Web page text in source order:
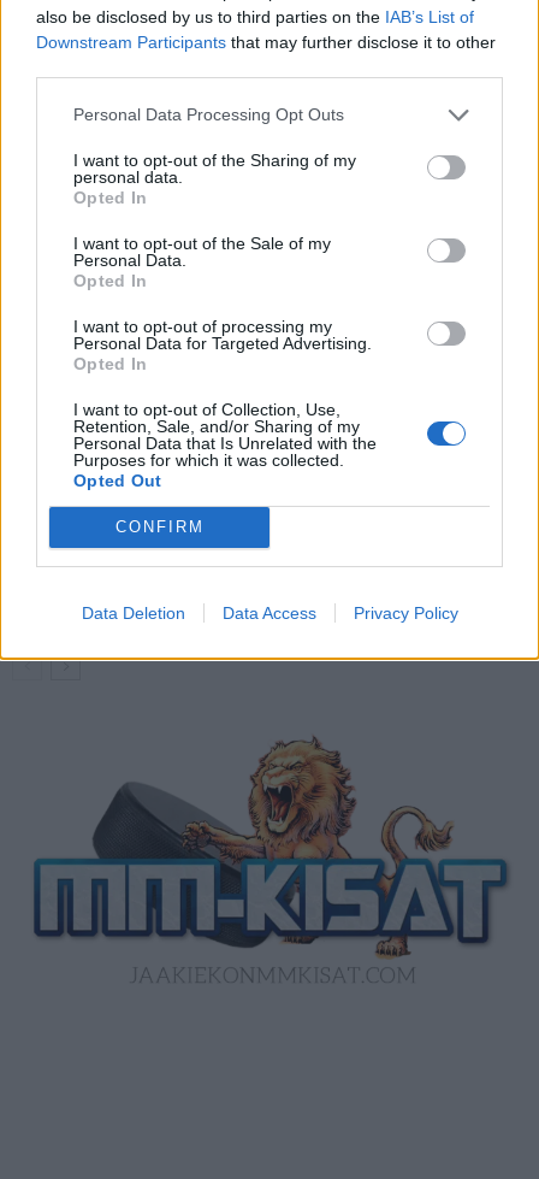
also be disclosed by us to third parties on the IAB’s List of
Downstream Participants that may further disclose it to other
Personal Data Processing Opt Outs
I want to opt-out of the Sharing of my
personal data.
Opted In
I want to opt-out of the Sale of my
Personal Data.
Opted In
I want to opt-out of processing my
Personal Data for Targeted Advertising.
Opted In
I want to opt-out of Collection, Use,
Retention, Sale, and/or Sharing of my
Personal Data that Is Unrelated with the
Purposes for which it was collected.
Opted Out
CONFIRM
Data Deletion Data Access Privacy Policy
Jarno Kärki siirtyy ulkomaille –
kakkostasolta
Gretzky Cupissa alkaa – näillä
LIITTYVÄT ARTIKKELIT LISÄÄ TEKIJÄLTÄ
Leijonat julkisti ketjut Sveitsi-peliin –
Aleksander Barkov tekee paluun
kaukaloon
Venäläisveskari sekosi Suomen 2.
divisioonassa – sai samasta tilanteesta
50 jäähyminuuttia
Kanada – USA klo 15:10 – näin katsot
ottelun ilmaiseksi TV:stä